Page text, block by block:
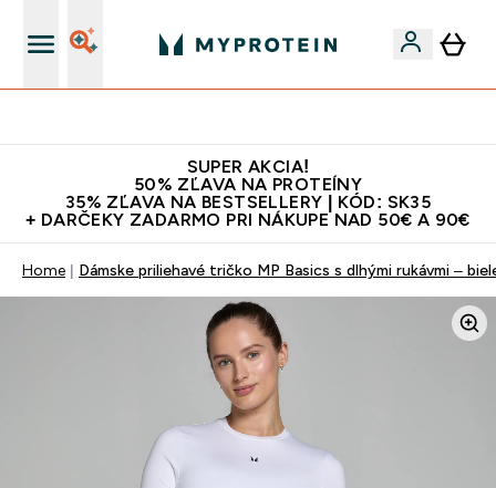
SUPER AKCIA!
50% ZĽAVA NA PROTEÍNY
35% ZĽAVA NA BESTSELLERY | KÓD: SK35
+ DARČEKY ZADARMO PRI NÁKUPE NAD 50€ A 90€
Home Dámske priliehavé tričko MP Basics s dlhými rukávmi –